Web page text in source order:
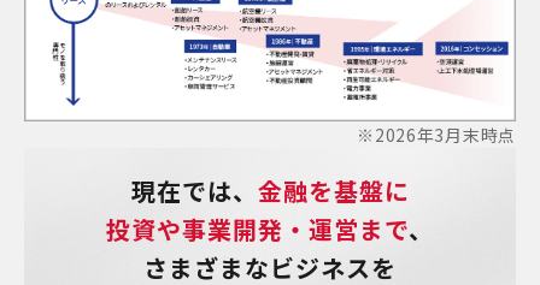
※2026年3月末時点
現在では、 金融を基盤に
投資や事業開発・運営まで、
さまざまなビジネスを